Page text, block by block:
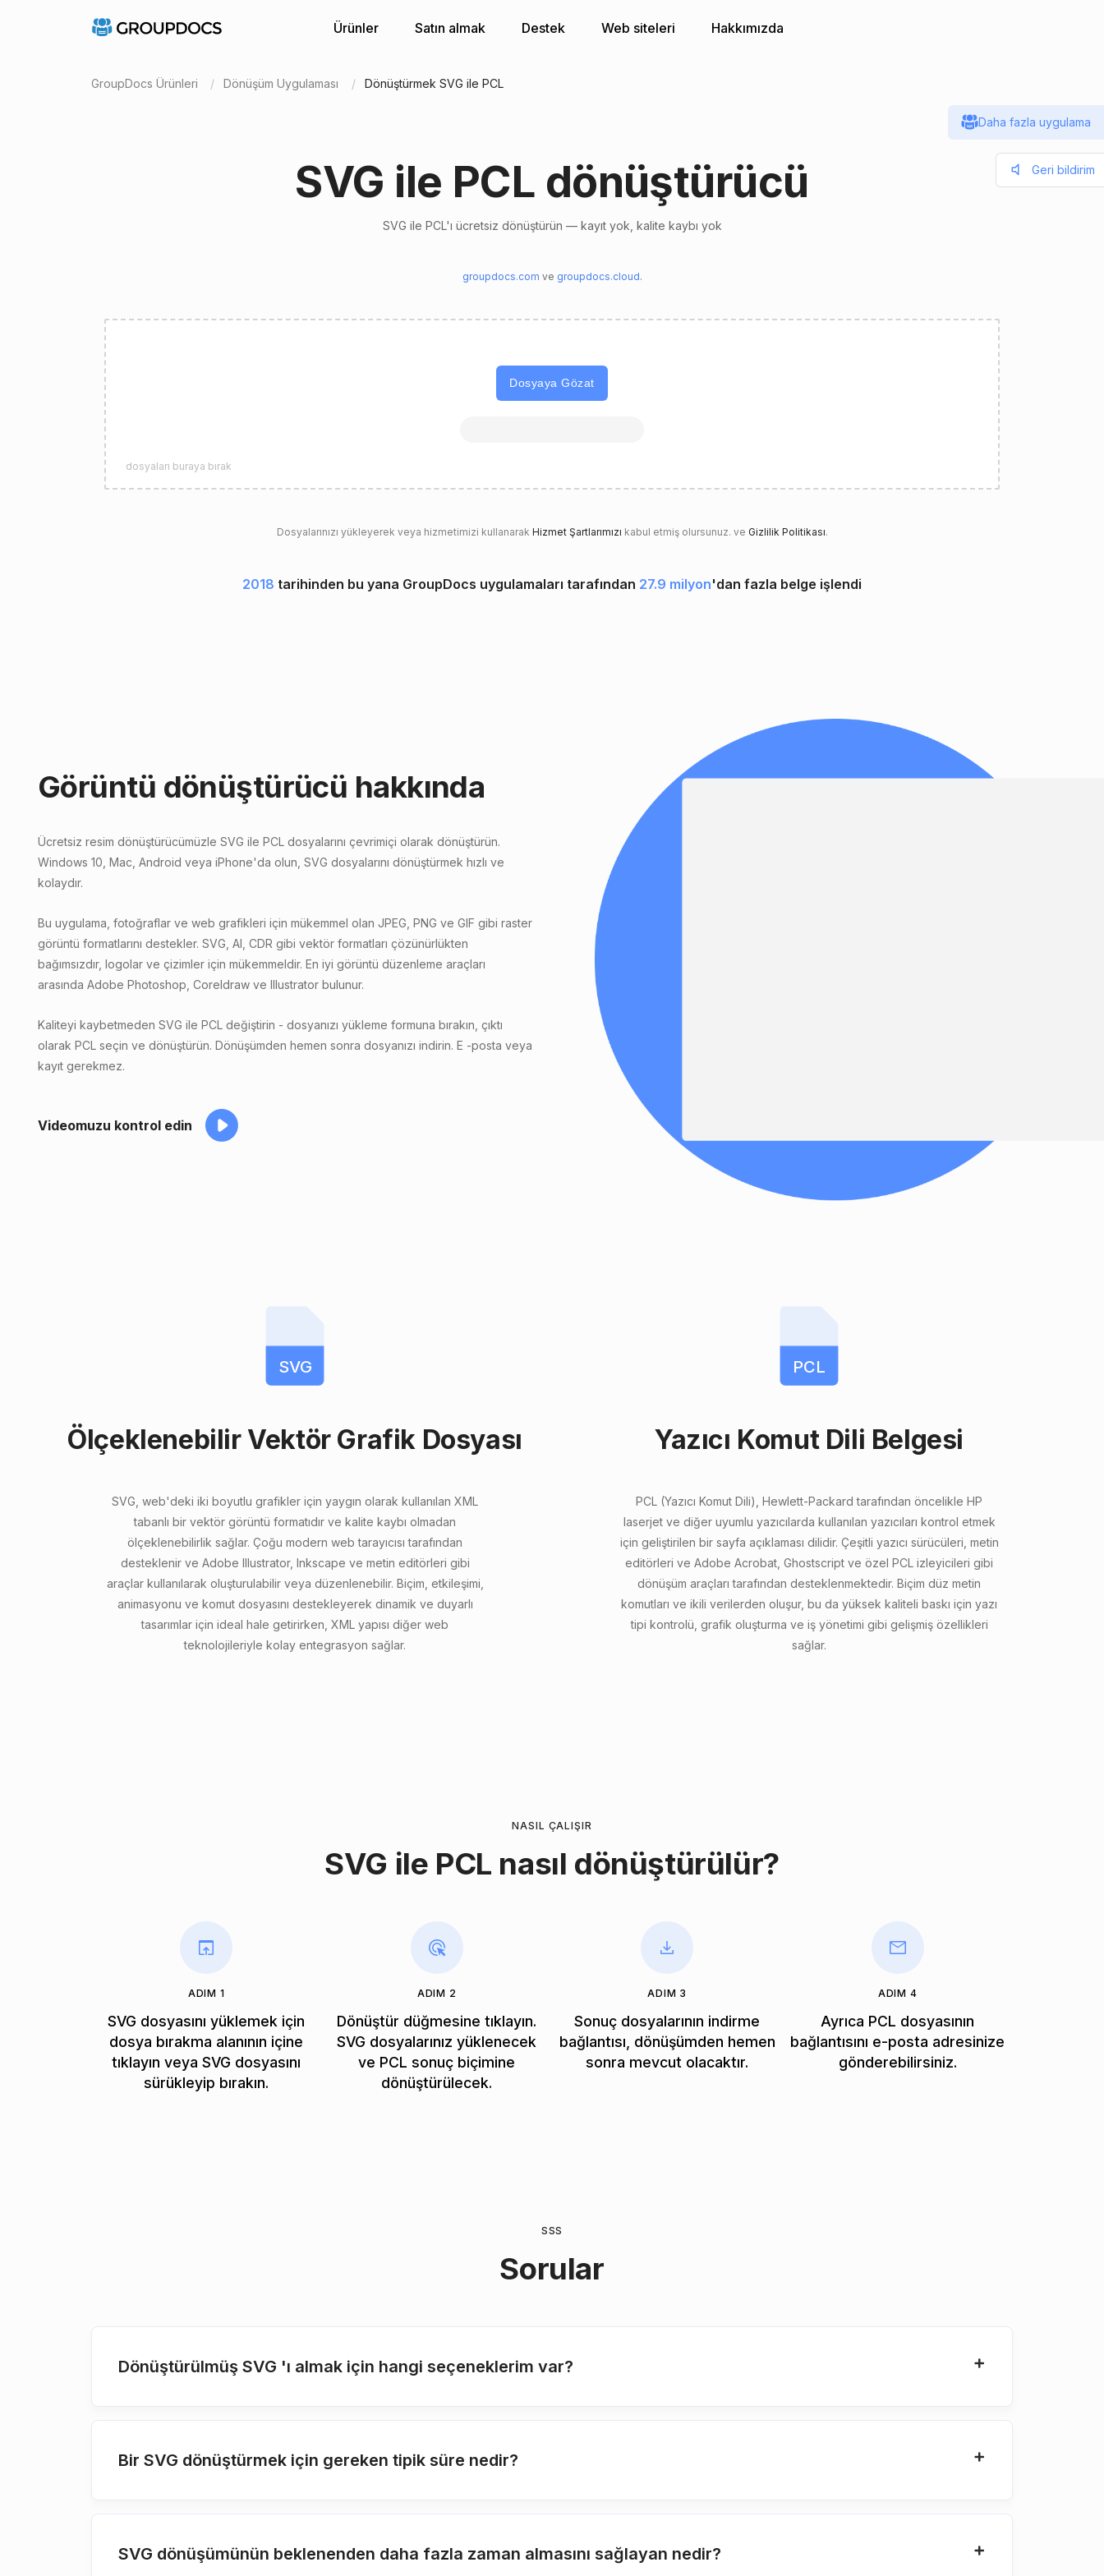
Ürünler Satın almak Destek Web siteleri Hakkımızda
GroupDocs Ürünleri Dönüşüm Uygulaması Dönüştürmek SVG ile PCL
SVG ile PCL dönüştürücü
SVG ile PCL'ı ücretsiz dönüştürün — kayıt yok, kalite kaybı yok
groupdocs.com ve groupdocs.cloud.
Dosyaya Gözat
dosyaları buraya bırak
Dosyalarınızı yükleyerek veya hizmetimizi kullanarak Hizmet Şartlarımızı kabul etmiş olursunuz. ve Gizlilik Politikası.
2018 tarihinden bu yana GroupDocs uygulamaları tarafından 27.9 milyon'dan fazla belge işlendi
Görüntü dönüştürücü hakkında
Ücretsiz resim dönüştürücümüzle SVG ile PCL dosyalarını çevrimiçi olarak dönüştürün.
Windows 10, Mac, Android veya iPhone'da olun, SVG dosyalarını dönüştürmek hızlı ve
kolaydır.
Bu uygulama, fotoğraflar ve web grafikleri için mükemmel olan JPEG, PNG ve GIF gibi raster
görüntü formatlarını destekler. SVG, AI, CDR gibi vektör formatları çözünürlükten
bağımsızdır, logolar ve çizimler için mükemmeldir. En iyi görüntü düzenleme araçları
arasında Adobe Photoshop, Coreldraw ve Illustrator bulunur.
Kaliteyi kaybetmeden SVG ile PCL değiştirin - dosyanızı yükleme formuna bırakın, çıktı
olarak PCL seçin ve dönüştürün. Dönüşümden hemen sonra dosyanızı indirin. E -posta veya
kayıt gerekmez.
Videomuzu kontrol edin
SVG
Ölçeklenebilir Vektör Grafik Dosyası
SVG, web'deki iki boyutlu grafikler için yaygın olarak kullanılan XML
tabanlı bir vektör görüntü formatıdır ve kalite kaybı olmadan
ölçeklenebilirlik sağlar. Çoğu modern web tarayıcısı tarafından
desteklenir ve Adobe Illustrator, Inkscape ve metin editörleri gibi
araçlar kullanılarak oluşturulabilir veya düzenlenebilir. Biçim, etkileşimi,
animasyonu ve komut dosyasını destekleyerek dinamik ve duyarlı
tasarımlar için ideal hale getirirken, XML yapısı diğer web
teknolojileriyle kolay entegrasyon sağlar.
PCL
Yazıcı Komut Dili Belgesi
PCL (Yazıcı Komut Dili), Hewlett-Packard tarafından öncelikle HP
laserjet ve diğer uyumlu yazıcılarda kullanılan yazıcıları kontrol etmek
için geliştirilen bir sayfa açıklaması dilidir. Çeşitli yazıcı sürücüleri, metin
editörleri ve Adobe Acrobat, Ghostscript ve özel PCL izleyicileri gibi
dönüşüm araçları tarafından desteklenmektedir. Biçim düz metin
komutları ve ikili verilerden oluşur, bu da yüksek kaliteli baskı için yazı
tipi kontrolü, grafik oluşturma ve iş yönetimi gibi gelişmiş özellikleri
sağlar.
NASIL ÇALIŞIR
SVG ile PCL nasıl dönüştürülür?
ADIM 1
SVG dosyasını yüklemek için
dosya bırakma alanının içine
tıklayın veya SVG dosyasını
sürükleyip bırakın.
ADIM 2
Dönüştür düğmesine tıklayın.
SVG dosyalarınız yüklenecek
ve PCL sonuç biçimine
dönüştürülecek.
ADIM 3
Sonuç dosyalarının indirme
bağlantısı, dönüşümden hemen
sonra mevcut olacaktır.
ADIM 4
Ayrıca PCL dosyasının
bağlantısını e-posta adresinize
gönderebilirsiniz.
SSS
Sorular
Dönüştürülmüş SVG 'ı almak için hangi seçeneklerim var?
Bir SVG dönüştürmek için gereken tipik süre nedir?
SVG dönüşümünün beklenenden daha fazla zaman almasını sağlayan nedir?
Daha fazla uygulama
Geri bildirim